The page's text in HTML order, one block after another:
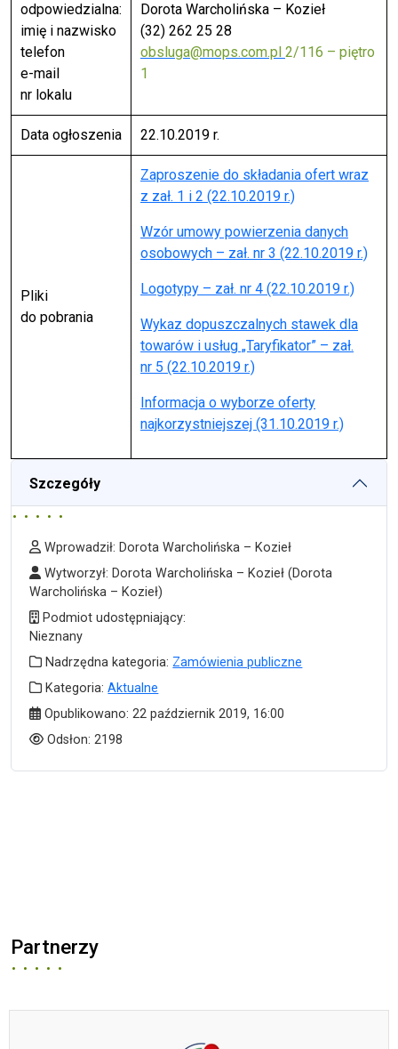
odpowiedzialna:
imię i nazwisko
telefon
e-mail
nr lokalu
Dorota Warcholińska – Kozieł
(32) 262 25 28
obsluga@mops.com.pl 2/116 – piętro
1
Data ogłoszenia 22.10.2019 r.
Pliki
do pobrania
Zaproszenie do składania ofert wraz
z zał. 1 i 2 (22.10.2019 r.)
Wzór umowy powierzenia danych
osobowych – zał. nr 3 (22.10.2019 r.)
Logotypy – zał. nr 4 (22.10.2019 r.)
Wykaz dopuszczalnych stawek dla
towarów i usług „Taryfikator” – zał.
nr 5 (22.10.2019 r.)
Informacja o wyborze oferty
najkorzystniejszej (31.10.2019 r.)
Szczegóły
Wprowadził
Wprowadził: Dorota Warcholińska – Kozieł
Wytworzył
Wytworzył: Dorota Warcholińska – Kozieł(Dorota
Warcholińska – Kozieł)
Podmiot udostępniający
Podmiot udostępniający:
Nieznany
Nadrzędna kategoria
Nadrzędna kategoria: Zamówienia publiczne
Kategoria
Kategoria: Aktualne
Data publikacji
Opublikowano: 22 październik 2019, 16:00
Odsłony
Odsłon: 2198
Partnerzy